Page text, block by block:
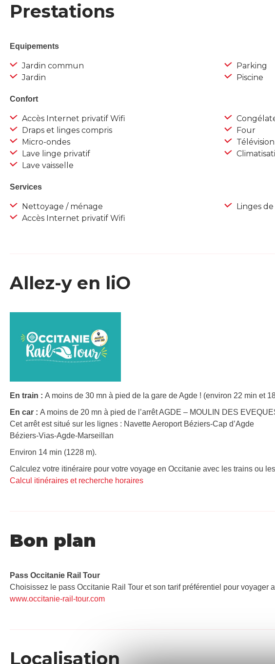
Prestations
Equipements
Jardin commun
Jardin
Parking
Piscine
Confort
Accès Internet privatif Wifi
Draps et linges compris
Micro-ondes
Lave linge privatif
Lave vaisselle
Four
Services
Nettoyage / ménage
Accès Internet privatif Wifi
Linges
Allez-y en liO
En train : A moins de 30 mn à pied de la gare de Agde ! (environ 22 min et
En car : A moins de 20 mn à pied de l’arrêt AGDE – MOULIN DES
Cet arrêt est situé sur les lignes : Navette Aeroport Béziers-Cap d’Agde
Béziers-Vias-Agde-Marseillan
Environ 14 min (1228 m).
Calculez votre itinéraire pour votre voyage en Occitanie avec les trains ou
Calcul itinéraires et recherche horaires
Bon plan
Pass Occitanie Rail Tour​
Choisissez le pass Occitanie Rail Tour et son tarif préférentiel pour voyager
www.occitanie-rail-tour.com
Localisation